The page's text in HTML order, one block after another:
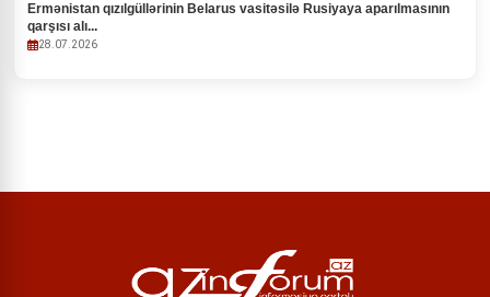
Ermənistan qızılgüllərinin Belarus vasitəsilə Rusiyaya aparılmasının
qarşısı alı...
28.07.2026